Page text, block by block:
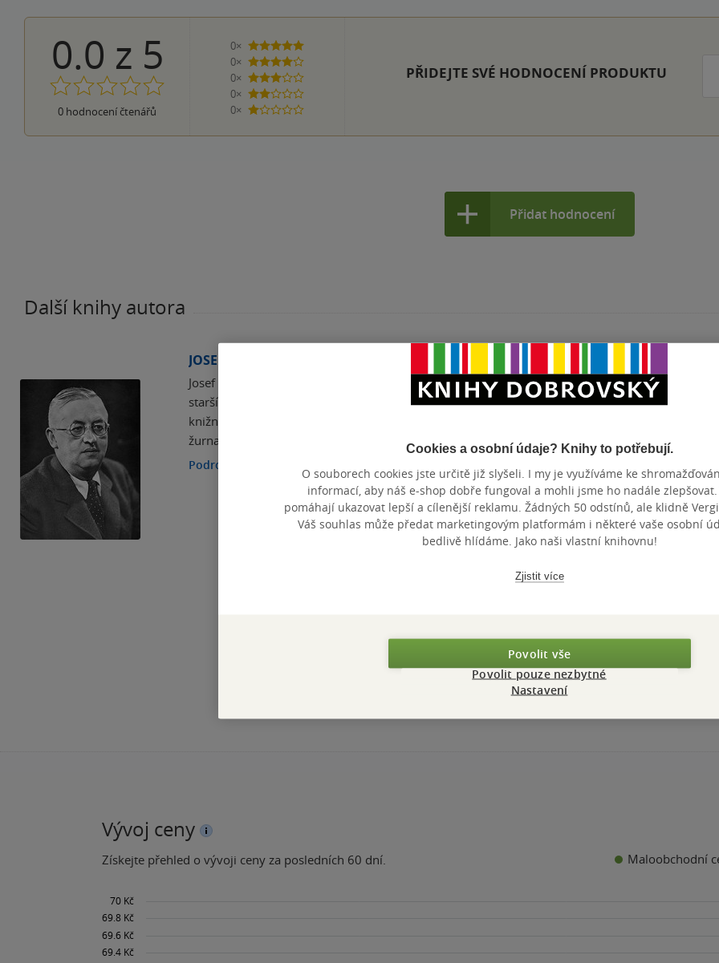
0.0 z 5
0 hodnocení čtenářů
0×
5 hvězdiček
0×
4 hvězdičky
0×
3 hvězdičky
0×
2 hvězdičky
0×
1 hvezdička
PŘIDEJTE SVÉ HODNOCENÍ PRODUKTU
Přidat hodnocení
Další knihy autora
JOSEF ČAPEK
Josef Čapek byl slavný český meziválečný básník, malíř, grafik, ilustrátor a
starší bratr spisovatele Karla Čapka. Je znám především svou esejistikou a
knižní tvorbou pro děti, kromě toho byl také literárním teoretikem,
žurnalistou a kritikem.…
Podrobnosti
Běžně199 Kč
Vývoj ceny
Získejte přehled o vývoji ceny za posledních 60 dní. Maloobchodní
Cookies a osobní údaje? Knihy to potřebují.
O souborech cookies jste určitě již slyšeli. I my je využíváme ke
informací, aby náš e-shop dobře fungoval a mohli jsme ho nadále zlepšovat.
pomáhají ukazovat lepší a cílenější reklamu. Žádných 50 odstínů, ale klidně
Váš souhlas může předat marketingovým platformám i některé vaše osobní
bedlivě hlídáme. Jako naši vlastní knihovnu!
Zjistit více
Povolit vše
Povolit pouze nezbytné
Nastavení